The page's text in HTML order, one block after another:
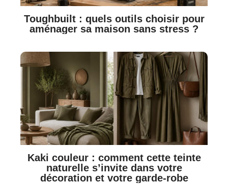
Toughbuilt : quels outils choisir pour
aménager sa maison sans stress ?
Kaki couleur : comment cette teinte
naturelle s’invite dans votre
décoration et votre garde-robe